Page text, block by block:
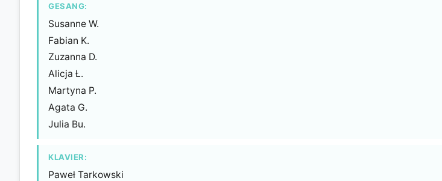
GESANG:
Susanne W.
Fabian K.
Zuzanna D.
Alicja Ł.
Martyna P.
Agata G.
Julia Bu.
KLAVIER:
Paweł Tarkowski